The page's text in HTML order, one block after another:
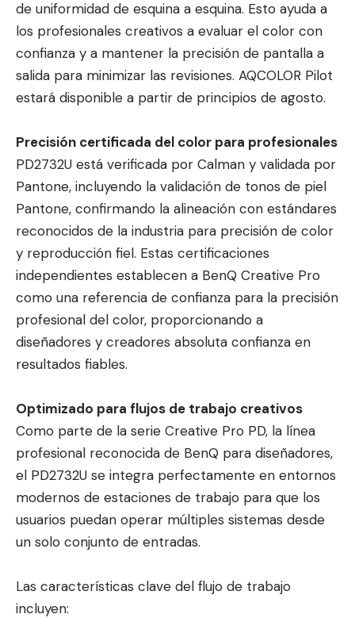
de uniformidad de esquina a esquina. Esto ayuda a
los profesionales creativos a evaluar el color con
confianza y a mantener la precisión de pantalla a
salida para minimizar las revisiones. AQCOLOR Pilot
estará disponible a partir de principios de agosto.
Precisión certificada del color para profesionales
PD2732U está verificada por Calman y validada por
Pantone, incluyendo la validación de tonos de piel
Pantone, confirmando la alineación con estándares
reconocidos de la industria para precisión de color
y reproducción fiel. Estas certificaciones
independientes establecen a BenQ Creative Pro
como una referencia de confianza para la precisión
profesional del color, proporcionando a
diseñadores y creadores absoluta confianza en
resultados fiables.
Optimizado para flujos de trabajo creativos
Como parte de la serie Creative Pro PD, la línea
profesional reconocida de BenQ para diseñadores,
el PD2732U se integra perfectamente en entornos
modernos de estaciones de trabajo para que los
usuarios puedan operar múltiples sistemas desde
un solo conjunto de entradas.
Las características clave del flujo de trabajo
incluyen: